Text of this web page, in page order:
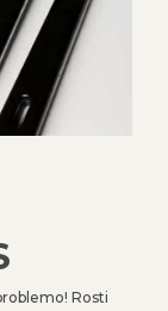
Rosti